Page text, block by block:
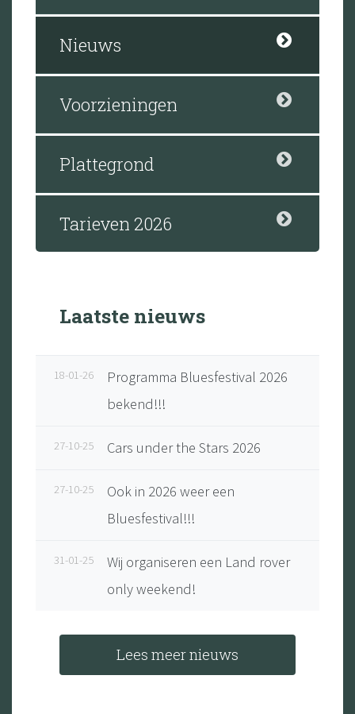
Nieuws
Voorzieningen
Plattegrond
Tarieven 2026
Laatste nieuws
18-01-26
Programma Bluesfestival 2026
bekend!!!
27-10-25 Cars under the Stars 2026
27-10-25
Ook in 2026 weer een
Bluesfestival!!!
31-01-25
Wij organiseren een Land rover
only weekend!
Lees meer nieuws